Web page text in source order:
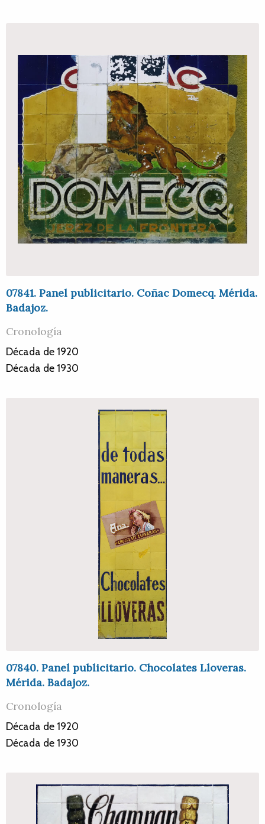
07841. Panel publicitario. Coñac Domecq. Mérida.
Badajoz.
Cronología
Década de 1920
Década de 1930
07840. Panel publicitario. Chocolates Lloveras.
Mérida. Badajoz.
Cronología
Década de 1920
Década de 1930